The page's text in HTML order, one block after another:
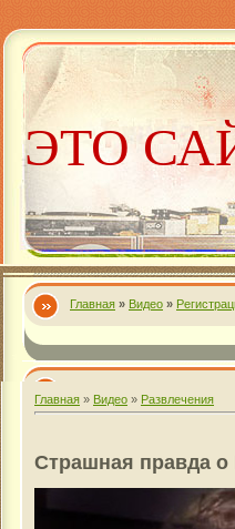
ЭТО
Главная » Видео »
Главная » Видео » Развлечения
Страшная правда о